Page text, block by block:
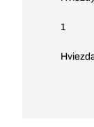
1